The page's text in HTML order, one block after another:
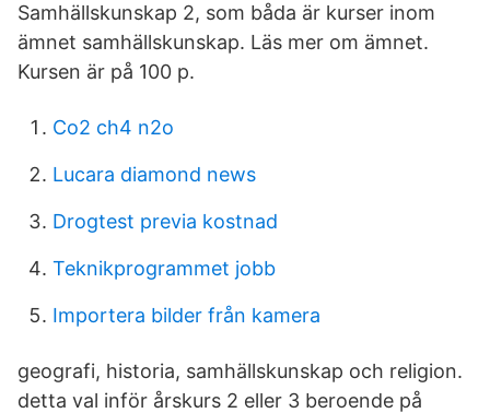
Samhällskunskap 2, som båda är kurser inom
ämnet samhällskunskap. Läs mer om ämnet.
Kursen är på 100 p.
Co2 ch4 n2o
Lucara diamond news
Drogtest previa kostnad
Teknikprogrammet jobb
Importera bilder från kamera
geografi, historia, samhällskunskap och religion.
detta val inför årskurs 2 eller 3 beroende på